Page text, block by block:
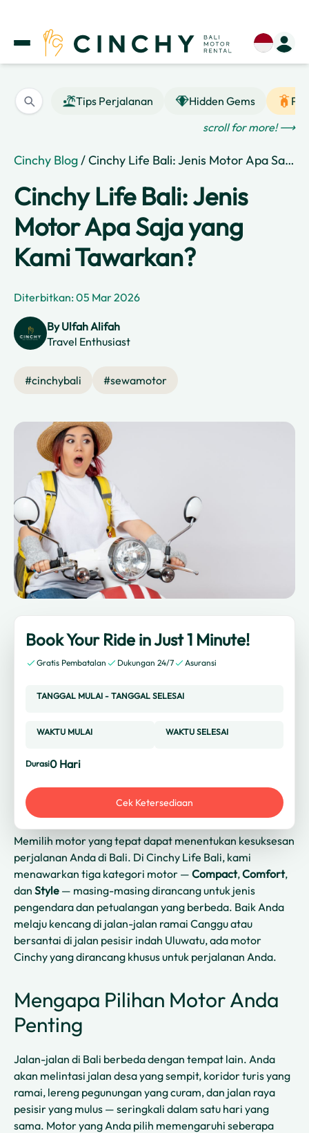
Tips Perjalanan Hidden Gems
scroll for more! ⟶
Cinchy Blog/ Cinchy Life Bali: Jenis Motor Apa Saja yang Kami Tawarkan?
Cinchy Life Bali: Jenis
Motor Apa Saja yang
Kami Tawarkan?
Diterbitkan: 05 Mar 2026
ByUlfah Alifah
Travel Enthusiast
#cinchybali #sewamotor
Book Your Ride in Just 1 Minute!
Gratis Pembatalan Dukungan 24/7 Asuransi
TANGGAL MULAI - TANGGAL SELESAI
WAKTU MULAI WAKTU SELESAI
Durasi0 Hari
Cek Ketersediaan
Memilih motor yang tepat dapat menentukan kesuksesan
perjalanan Anda di Bali. Di Cinchy Life Bali, kami
menawarkan tiga kategori motor — Compact,Comfort,
dan Style — masing-masing dirancang untuk jenis
pengendara dan petualangan yang berbeda. Baik Anda
melaju kencang di jalan-jalan ramai Canggu atau
bersantai di jalan pesisir indah Uluwatu, ada motor
Cinchy yang dirancang khusus untuk perjalanan Anda.
Mengapa Pilihan Motor Anda
Penting
Jalan-jalan di Bali berbeda dengan tempat lain. Anda
akan melintasi jalan desa yang sempit, koridor turis yang
ramai, lereng pegunungan yang curam, dan jalan raya
pesisir yang mulus — seringkali dalam satu hari yang
sama. Motor yang Anda pilih memengaruhi seberapa